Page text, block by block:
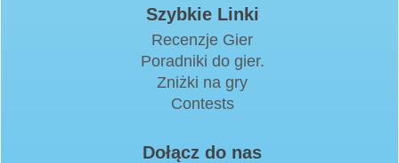
Szybkie Linki
Recenzje Gier
Poradniki do gier.
Zniżki na gry
Contests
Dołącz do nas